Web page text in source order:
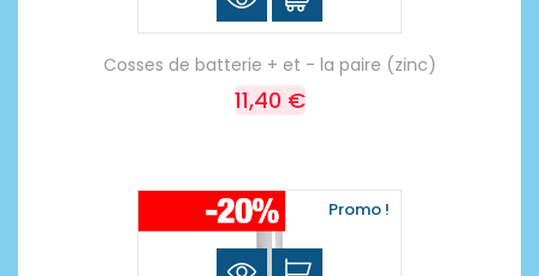
Cosses de batterie + et - la paire (zinc)
11,40 €
Promo !